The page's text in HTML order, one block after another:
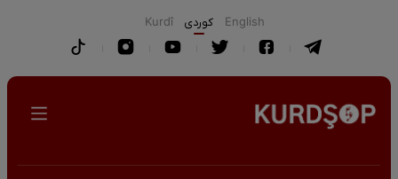
English كوردی Kurdî